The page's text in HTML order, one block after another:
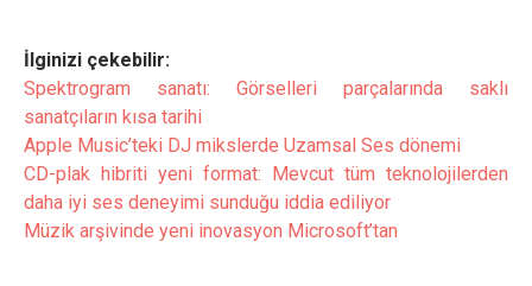
İlginizi çekebilir:
Spektrogram sanatı: Görselleri parçalarında saklı
sanatçıların kısa tarihi
Apple Music’teki DJ mikslerde Uzamsal Ses dönemi
CD-plak hibriti yeni format: Mevcut tüm teknolojilerden
daha iyi ses deneyimi sunduğu iddia ediliyor
Müzik arşivinde yeni inovasyon Microsoft’tan